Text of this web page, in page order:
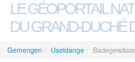
LE GÉOPORTAIL
DU GRAND-DUCHÉ
Gemengen / Useldange /